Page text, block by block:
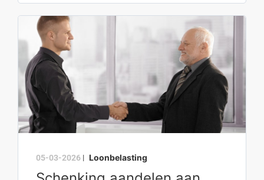
05-03-2026 | Loonbelasting